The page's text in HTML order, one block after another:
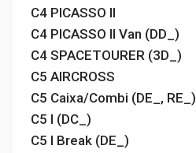
C4 PICASSO II
C4 PICASSO II Van (DD_)
C4 SPACETOURER (3D_)
C5 AIRCROSS
C5 Caixa/Combi (DE_, RE_)
C5 I (DC_)
C5 I Break (DE_)